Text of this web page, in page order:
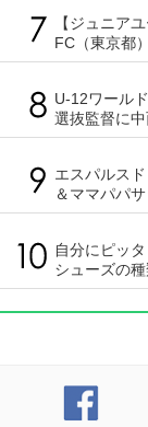
【ジュニア
FC（東京都）
U-12ワール
選抜監督に中
エスパルス
＆ママパパ
自分にピッ
シューズの